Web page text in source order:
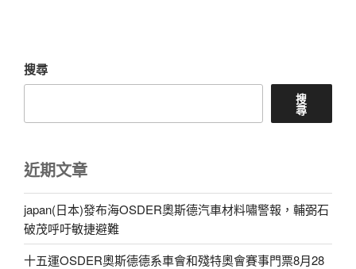
搜尋
搜
尋
近期文章
japan(日本)發布海OSDER奧斯德汽車材料嘯警報，輔弼石
破茂呼吁敏捷避難
十五運OSDER奧斯德德系車會和殘特奧會賽事門票8月28